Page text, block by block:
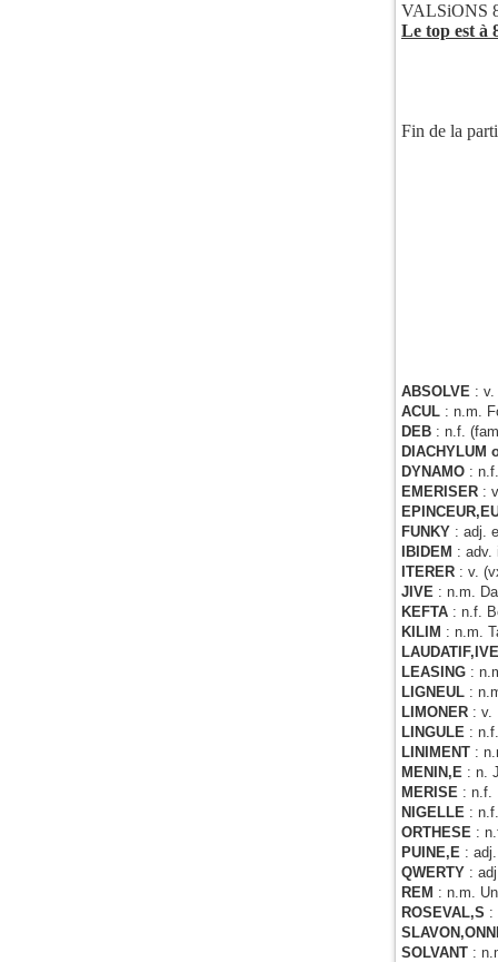
VALSiONS
Le top est à
Fin de la
ABSOLVE : v.
ACUL : n.m.
DEB : n.f.
DIACHYLUM
DYNAMO :
EMERISER :
FUNKY : adj.
IBIDEM : adv.
ITERER : v.
JIVE : n.m.
KEFTA : n.f.
KILIM : n.m.
LEASING :
LIGNEUL :
LIMONER : v.
LINGULE :
LINIMENT :
MENIN,E : n.
MERISE : n.f.
NIGELLE :
ORTHESE :
PUINE,E :
QWERTY :
REM : n.m.
ROSEVAL,S :
SOLVANT :